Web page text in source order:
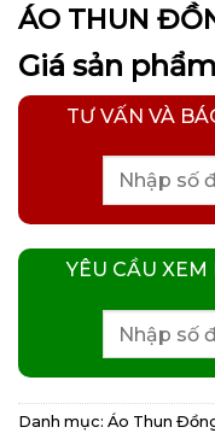
ÁO THUN
Giá sản
TƯ VẤN VÀ
YÊU CẦU XEM
Danh mục: Áo Thun